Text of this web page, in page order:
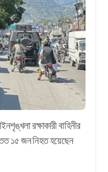
১৫ জন নিহত হয়েছেন